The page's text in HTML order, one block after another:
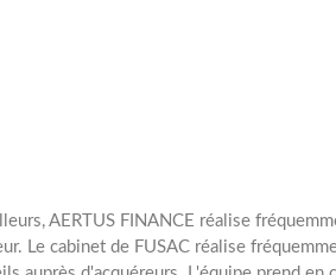
AERTUS FINANCE réalise
Le cabinet de FUSAC réalise